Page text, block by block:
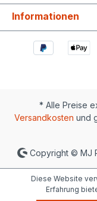
Informationen
* Alle Preise
Versandkosten und
Copyright © MJ
Diese Website
Erfahrung